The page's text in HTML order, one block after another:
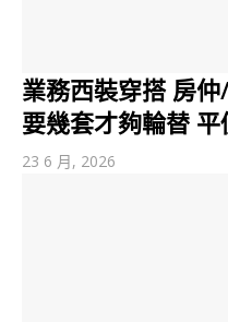
業務西裝穿搭 房
要幾套才夠輪替
23 6 月, 2026